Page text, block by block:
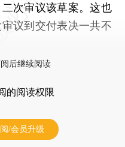
次审议该草案。这也
议到交付表决一共不
后继续阅读
的阅读权限
/会员升级